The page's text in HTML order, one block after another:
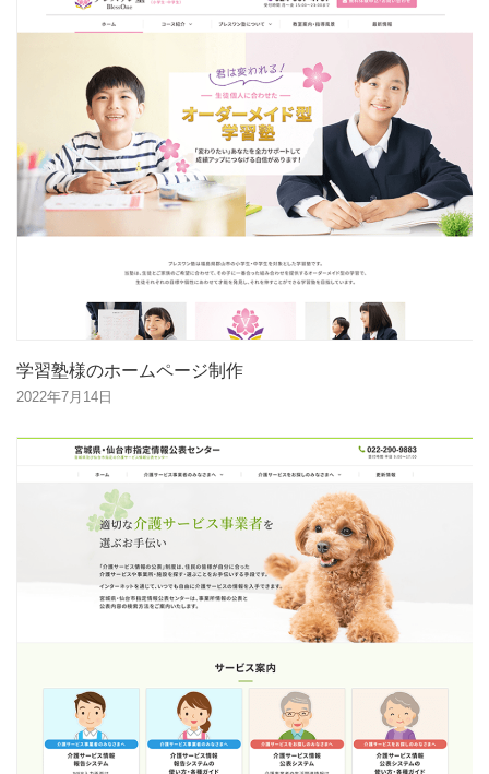
学習塾様のホームページ制作
2022年7月14日